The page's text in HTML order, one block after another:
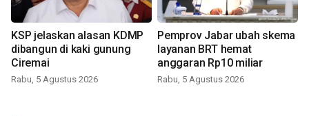
KSP jelaskan alasan KDMP
dibangun di kaki gunung
Ciremai
Rabu, 5 Agustus 2026
Pemprov Jabar ubah skema
layanan BRT hemat
anggaran Rp10 miliar
Rabu, 5 Agustus 2026